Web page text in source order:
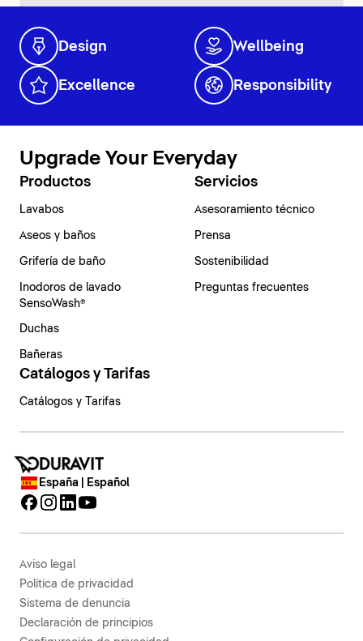
Design Wellbeing
Excellence Responsibility
Upgrade Your Everyday
Productos
Lavabos
Aseos y baños
Grifería de baño
Inodoros de lavado
SensoWash®
Duchas
Bañeras
Servicios
Asesoramiento técnico
Prensa
Sostenibilidad
Preguntas frecuentes
Catálogos y Tarifas
Catálogos y Tarifas
España | Español
Aviso legal
Política de privacidad
Sistema de denuncia
Declaración de principios